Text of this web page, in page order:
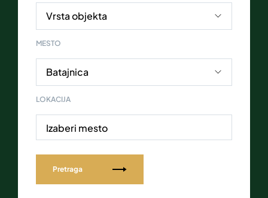
MESTO
LOKACIJA
Izaberi mesto
Pretraga